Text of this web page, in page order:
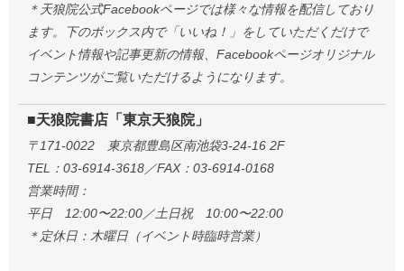
＊天狼院公式Facebookページでは様々な情報を配信しており
ます。下のボックス内で「いいね！」をしていただくだけで
イベント情報や記事更新の情報、Facebookページオリジナル
コンテンツがご覧いただけるようになります。
■天狼院書店「東京天狼院」
〒171-0022 東京都豊島区南池袋3-24-16 2F
TEL：03-6914-3618／FAX：03-6914-0168
営業時間：
平日 12:00〜22:00／土日祝 10:00〜22:00
＊定休日：木曜日（イベント時臨時営業）